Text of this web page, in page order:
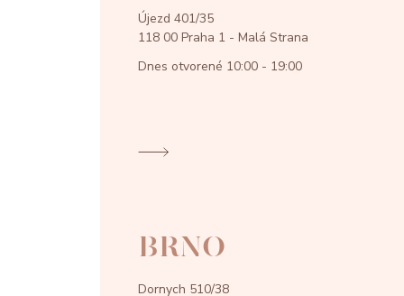
Újezd 401/35
118 00 Praha 1 - Malá Strana
Dnes otvorené 10:00 - 19:00
BRNO
Dornych 510/38